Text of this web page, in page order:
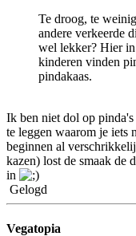
Te droog, te
andere verkeerde
wel lekker? Hier in
kinderen vinden
pindakaas.
Ik ben niet dol op
te leggen waarom je iets
beginnen al
kazen) lost de smaak de
in
Gelogd
Vegatopia